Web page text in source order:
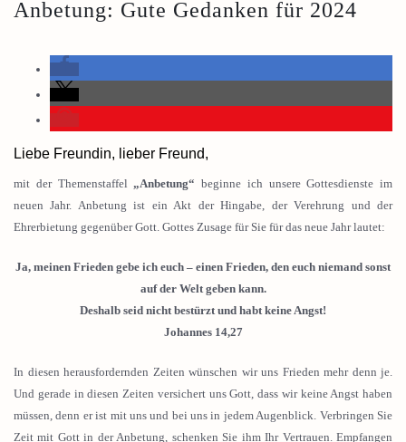
Anbetung: Gute Gedanken für 2024
Liebe Freundin, lieber Freund,
mit der Themenstaffel„Anbetung“ beginne ich unsere Gottesdienste im
neuen Jahr. Anbetung ist ein Akt der Hingabe, der Verehrung und der
Ehrerbietung gegenüber Gott. Gottes Zusage für Sie für das neue Jahr lautet:
Ja, meinen Frieden gebe ich euch – einen Frieden, den euch niemand sonst
auf der Welt geben kann.
Deshalb seid nicht bestürzt und habt keine Angst!
Johannes 14,27
In diesen herausfordernden Zeiten wünschen wir uns Frieden mehr denn je.
Und gerade in diesen Zeiten versichert uns Gott, dass wir keine Angst haben
müssen, denn er ist mit uns und bei uns in jedem Augenblick. Verbringen Sie
Zeit mit Gott in der Anbetung, schenken Sie ihm Ihr Vertrauen. Empfangen